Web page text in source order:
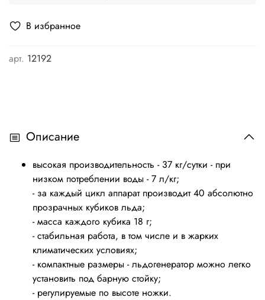
В избранное
арт. 12192
Описание
высокая производительность - 37 кг/сутки - при
низком потреблении воды - 7 л/кг;
- за каждый цикл аппарат производит 40 абсолютно
прозрачных кубиков льда;
- масса каждого кубика 18 г;
- стабильная работа, в том числе и в жарких
климатических условиях;
- компактные размеры - льдогенератор можно легко
установить под барную стойку;
- регулируемые по высоте ножки.